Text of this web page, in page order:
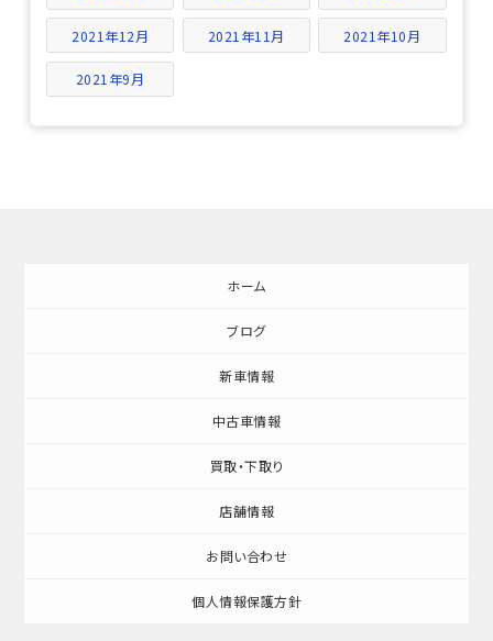
2021年12月 2021年11月 2021年10月
2021年9月
ホーム
ブログ
新車情報
中古車情報
買取・下取り
店舗情報
お問い合わせ
個人情報保護方針